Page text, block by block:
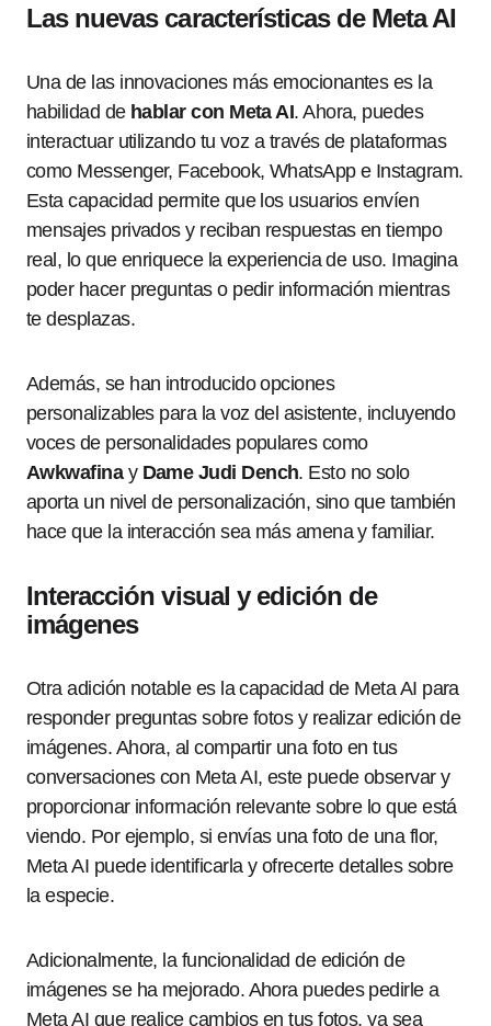
Las nuevas características de Meta AI
Una de las innovaciones más emocionantes es la
habilidad de hablar con Meta AI. Ahora, puedes
interactuar utilizando tu voz a través de plataformas
como Messenger, Facebook, WhatsApp e Instagram.
Esta capacidad permite que los usuarios envíen
mensajes privados y reciban respuestas en tiempo
real, lo que enriquece la experiencia de uso. Imagina
poder hacer preguntas o pedir información mientras
te desplazas.
Además, se han introducido opciones
personalizables para la voz del asistente, incluyendo
voces de personalidades populares como
Awkwafinay Dame Judi Dench. Esto no solo
aporta un nivel de personalización, sino que también
hace que la interacción sea más amena y familiar.
Interacción visual y edición de
imágenes
Otra adición notable es la capacidad de Meta AI para
responder preguntas sobre fotos y realizar edición de
imágenes. Ahora, al compartir una foto en tus
conversaciones con Meta AI, este puede observar y
proporcionar información relevante sobre lo que está
viendo. Por ejemplo, si envías una foto de una flor,
Meta AI puede identificarla y ofrecerte detalles sobre
la especie.
Adicionalmente, la funcionalidad de edición de
imágenes se ha mejorado. Ahora puedes pedirle a
Meta AI que realice cambios en tus fotos, ya sea